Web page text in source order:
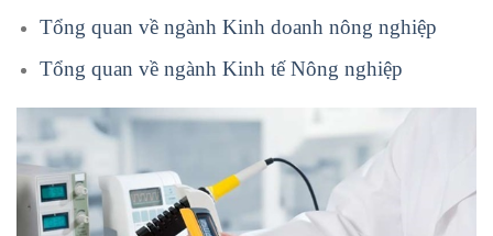
Tổng quan về ngành Kinh doanh nông nghiệp
Tổng quan về ngành Kinh tế Nông nghiệp